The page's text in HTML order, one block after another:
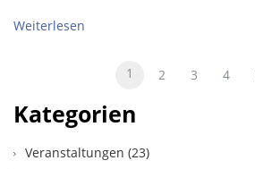
Weiterlesen
1 2 3 4
Kategorien
Veranstaltungen (23)